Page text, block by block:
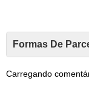
Formas De
Carregando